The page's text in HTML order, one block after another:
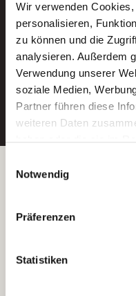
Wir verwenden
personalisieren,
zu können und die
analysieren. Außerdem
Verwendung unserer
soziale Medien,
Partner führen diese
weiteren Daten
Wenn Sie auf „Cookies
Sie der Speicherung
Ihre Einwilligung
indem Sie die Cookie-
unserer
Notwendig
Präferenzen
Statistiken
Neue
Ein
E-Mail-
Betreiber der Webseite
Kantstraße 45a
(Ein Tochterunternehmen
e.V.)